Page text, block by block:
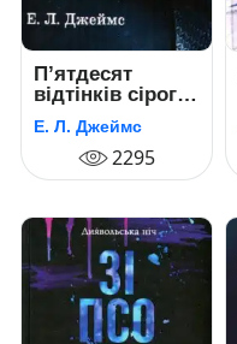
П’ятдесят
відтінків сірого
(50 відтінків
сірого). Книга
перша
Е. Л. Джеймс
2295